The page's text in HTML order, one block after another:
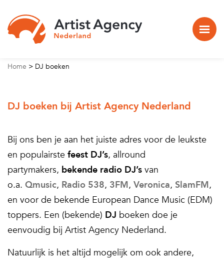
Home > DJ boeken
DJ boeken bij Artist Agency Nederland
Bij ons ben je aan het juiste adres voor de leukste
en populairste feest DJ’s, allround
partymakers, bekende radio DJ’s van
o.a. Qmusic, Radio 538, 3FM, Veronica, SlamFM,
en voor de bekende European Dance Music (EDM)
toppers. Een (bekende) DJ boeken doe je
eenvoudig bij Artist Agency Nederland.
Natuurlijk is het altijd mogelijk om ook andere,